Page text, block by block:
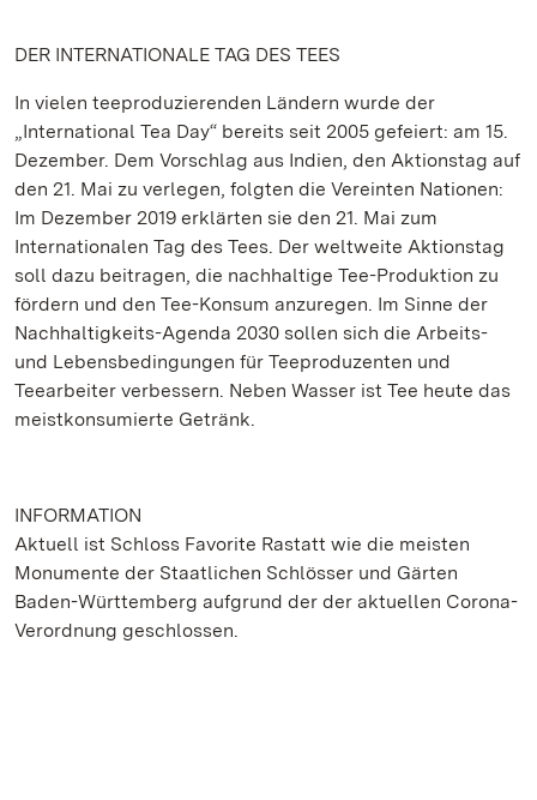
DER INTERNATIONALE TAG DES TEES
In vielen teeproduzierenden Ländern wurde der
„International Tea Day“ bereits seit 2005 gefeiert: am 15.
Dezember. Dem Vorschlag aus Indien, den Aktionstag auf
den 21. Mai zu verlegen, folgten die Vereinten Nationen:
Im Dezember 2019 erklärten sie den 21. Mai zum
Internationalen Tag des Tees. Der weltweite Aktionstag
soll dazu beitragen, die nachhaltige Tee-Produktion zu
fördern und den Tee-Konsum anzuregen. Im Sinne der
Nachhaltigkeits-Agenda 2030 sollen sich die Arbeits-
und Lebensbedingungen für Teeproduzenten und
Teearbeiter verbessern. Neben Wasser ist Tee heute das
meistkonsumierte Getränk.
INFORMATION
Aktuell ist Schloss Favorite Rastatt wie die meisten
Monumente der Staatlichen Schlösser und Gärten
Baden-Württemberg aufgrund der der aktuellen Corona-
Verordnung geschlossen.